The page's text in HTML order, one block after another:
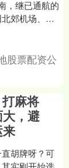
，继已通航的
郊机场、南
、安阳红旗
股票配资公
麻将
，避
胡牌呀？可